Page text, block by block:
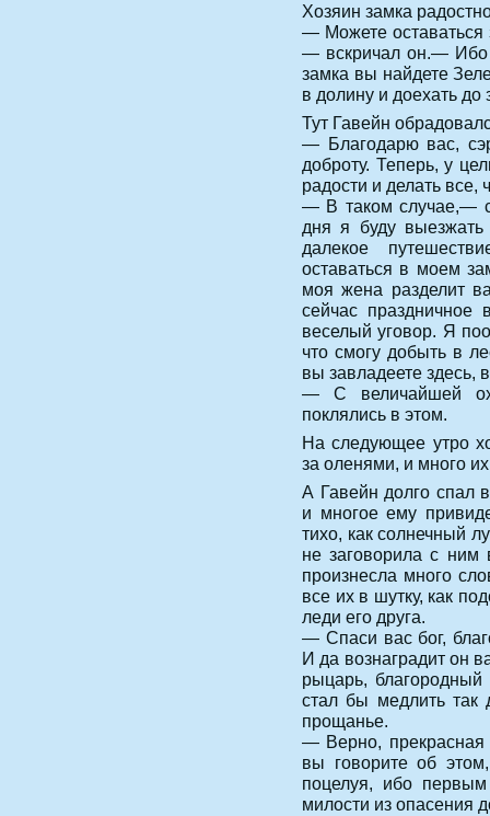
Хозяин замка
— Можете оставаться
— вскричал он.— Ибо
замка вы найдете
в долину и доехать до
Тут Гавейн
— Благодарю вас,
доброту. Теперь, у
радости и делать все,
— В таком случае,—
дня я буду
далекое
оставаться в моем
моя жена разделит
сейчас праздничное
веселый уговор. Я
что смогу добыть в
вы завладеете здесь,
— С величайшей
поклялись в этом.
На следующее утро
за оленями, и много
А Гавейн долго спал
и многое ему
тихо, как солнечный
не заговорила с ним
произнесла много
все их в шутку, как
леди его друга.
— Спаси вас бог,
И да вознаградит он
рыцарь,
стал бы медлить так
прощанье.
— Верно,
вы говорите об
поцелуя, ибо
милости из опасения